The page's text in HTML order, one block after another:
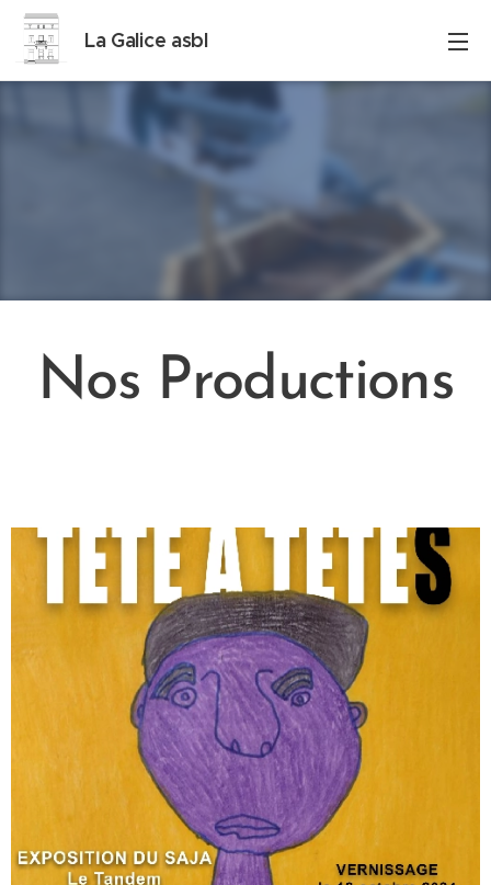
La Galice asbl
Nos Productions